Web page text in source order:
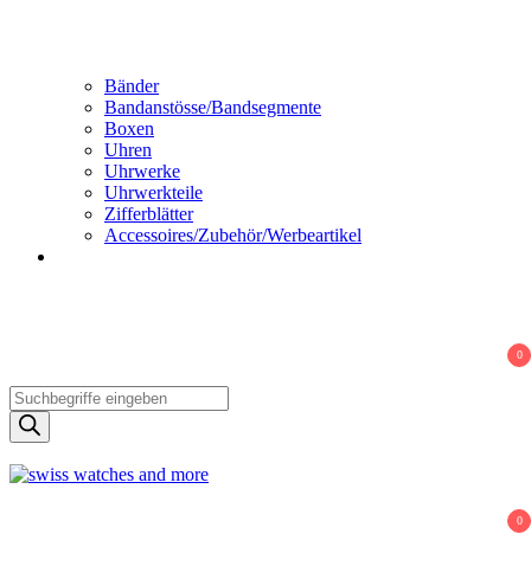
Bänder
Bandanstösse/Bandsegmente
Boxen
Uhren
Uhrwerke
Uhrwerkteile
Zifferblätter
Accessoires/Zubehör/Werbeartikel
0
Products
search
0